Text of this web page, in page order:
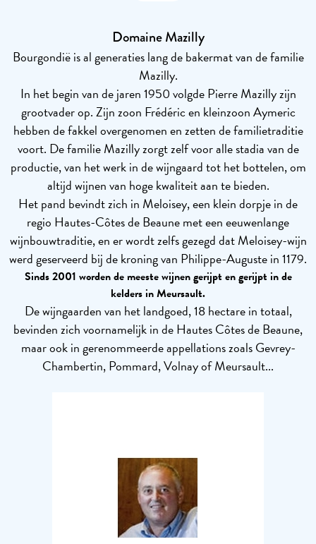
Domaine Mazilly
Bourgondië is al generaties lang de bakermat van de familie
Mazilly.
In het begin van de jaren 1950 volgde Pierre Mazilly zijn
grootvader op. Zijn zoon Frédéric en kleinzoon Aymeric
hebben de fakkel overgenomen en zetten de familietraditie
voort. De familie Mazilly zorgt zelf voor alle stadia van de
productie, van het werk in de wijngaard tot het bottelen, om
altijd wijnen van hoge kwaliteit aan te bieden.
Het pand bevindt zich in Meloisey, een klein dorpje in de
regio Hautes-Côtes de Beaune met een eeuwenlange
wijnbouwtraditie, en er wordt zelfs gezegd dat Meloisey-wijn
werd geserveerd bij de kroning van Philippe-Auguste in 1179.
Sinds 2001 worden de meeste wijnen gerijpt en gerijpt in de
kelders in Meursault.
De wijngaarden van het landgoed, 18 hectare in totaal,
bevinden zich voornamelijk in de Hautes Côtes de Beaune,
maar ook in gerenommeerde appellations zoals Gevrey-
Chambertin, Pommard, Volnay of Meursault...